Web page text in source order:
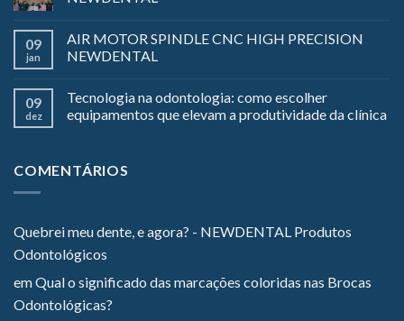
09
jan
AIR MOTOR SPINDLE CNC HIGH PRECISION
NEWDENTAL
09
dez
Tecnologia na odontologia: como escolher
equipamentos que elevam a produtividade da clínica
COMENTÁRIOS
Quebrei meu dente, e agora? - NEWDENTAL Produtos
Odontológicos
emQual o significado das marcações coloridas nas Brocas
Odontológicas?